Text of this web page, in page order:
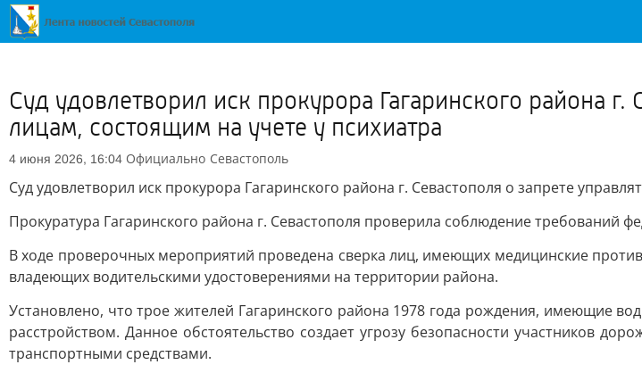
Суд удовлетворил иск прокурора Гагаринского района
лицам, состоящим на учете у психиатра
4 июня 2026, 16:04 Официально Севастополь
Суд удовлетворил иск прокурора Гагаринского района г. Севастополя о запрете
Прокуратура Гагаринского района г. Севастополя проверила соблюдение требований
В ходе проверочных мероприятий проведена сверка лиц, имеющих медицинские
владеющих водительскими удостоверениями на территории района.
Установлено, что трое жителей Гагаринского района 1978 года рождения, имеющие
расстройством. Данное обстоятельство создает угрозу безопасности участников
транспортными средствами.